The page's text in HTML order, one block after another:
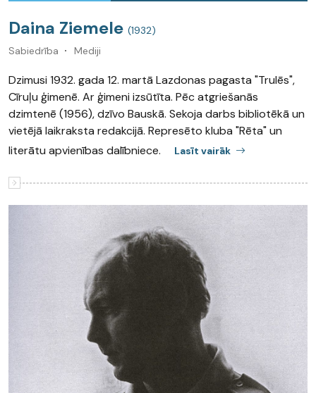
Daina Ziemele (1932)
Sabiedrība
Mediji
Dzimusi 1932. gada 12. martā Lazdonas pagasta "Trulēs",
Cīruļu ģimenē. Ar ģimeni izsūtīta. Pēc atgriešanās
dzimtenē (1956), dzīvo Bauskā. Sekoja darbs bibliotēkā un
vietējā laikraksta redakcijā. Represēto kluba "Rēta" un
literātu apvienības dalībniece.
Lasīt vairāk